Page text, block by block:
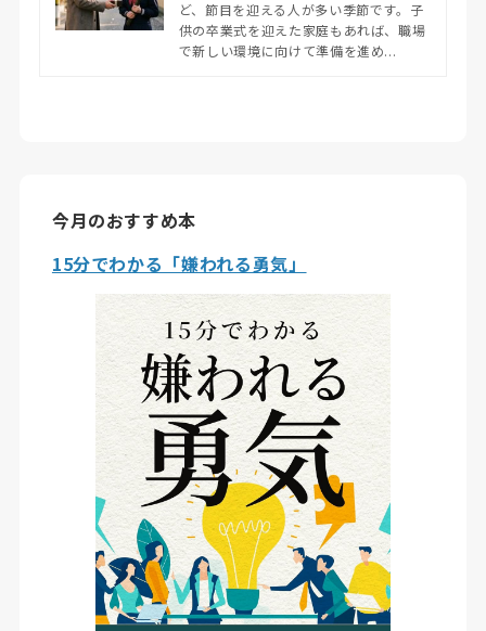
ど、節目を迎える人が多い季節です。子
供の卒業式を迎えた家庭もあれば、職場
で新しい環境に向けて準備を進め...
今月のおすすめ本
15分でわかる「嫌われる勇気」